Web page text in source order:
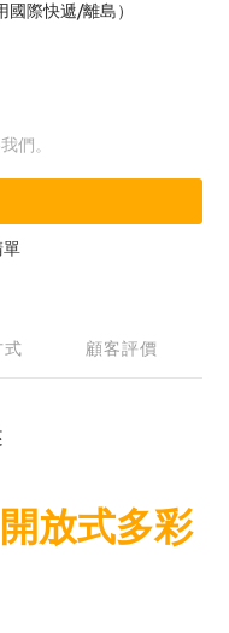
際快遞/離島）
們。
單
式 顧客評價
放式多彩